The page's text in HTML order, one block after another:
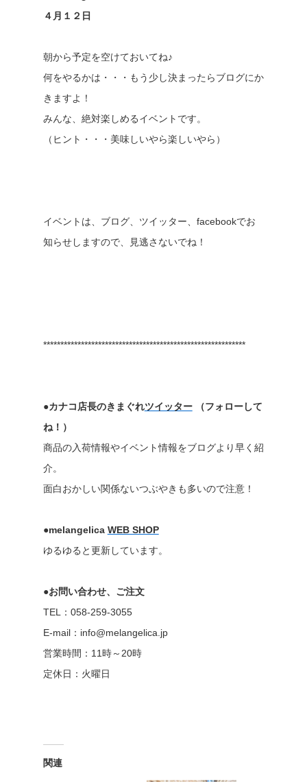
４月１２日
朝から予定を空けておいてね♪
何をやるかは・・・もう少し決まったらブログにか
きますよ！
みんな、絶対楽しめるイベントです。
（ヒント・・・美味しいやら楽しいやら）
イベントは、ブログ、ツイッター、facebookでお
知らせしますので、見逃さないでね！
***********************************************************
●カナコ店長のきまぐれツイッター
（フォローして
ね！）
商品の入荷情報やイベント情報をブログより早く紹
介。
面白おかしい関係ないつぶやきも多いので注意！
●melangelica WEB SHOP
ゆるゆると更新しています。
●お問い合わせ、ご注文
TEL：058-259-3055
E-mail：info@melangelica.jp
営業時間：11時～20時
定休日：火曜日
関連